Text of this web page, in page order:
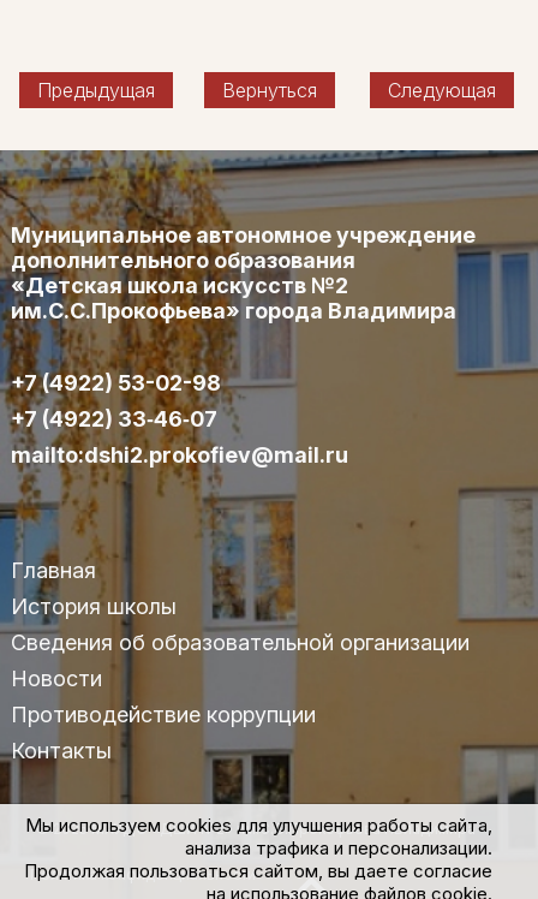
Мы используем cookies для улучшения работы сайта,
анализа трафика и персонализации.
Продолжая пользоваться сайтом, вы даете согласие
на использование файлов cookie.
Предыдущая Вернуться Следующая
Муниципальное автономное учреждение
дополнительного образования
«Детская школа искусств №2
им.С.С.Прокофьева» города Владимира
+7 (4922) 53-02-98
+7 (4922) 33‑46‑07
mailto:dshi2.prokofiev@mail.ru
Главная
История школы
Сведения об образовательной организации
Новости
Противодействие коррупции
Контакты
© 2025 МАУДО «ДШИ №2» им.С.С.Прокофьева г.Владимира
Политика конфиденциальности